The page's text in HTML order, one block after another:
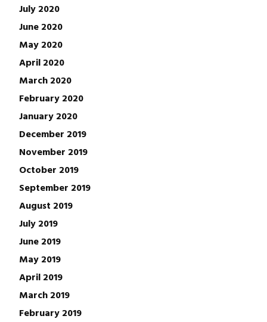
July 2020
June 2020
May 2020
April 2020
March 2020
February 2020
January 2020
December 2019
November 2019
October 2019
September 2019
August 2019
July 2019
June 2019
May 2019
April 2019
March 2019
February 2019